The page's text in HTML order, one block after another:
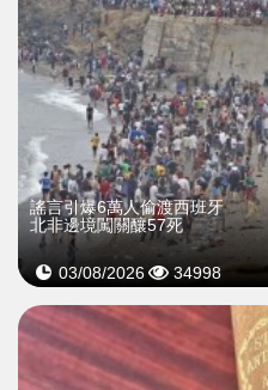
謠言引爆6萬人偷渡西班牙
北非邊境闖關釀57死
03/08/2026 34998